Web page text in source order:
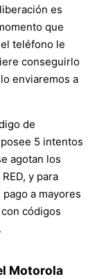
es
que
teléfono le
conseguirlo
enviaremos a
de
5 intentos
agotan los
y para
a mayores
códigos
Motorola